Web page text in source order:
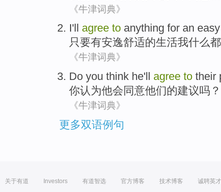
《牛津词典》
I'll agree to anything for an easy
只要有安逸舒适的生活我什么都
《牛津词典》
Do you think he'll agree to their
你认为他会同意他们的建议吗？
《牛津词典》
更多双语例句
关于有道 Investors 有道智选 官方博客 技术博客 诚聘英才